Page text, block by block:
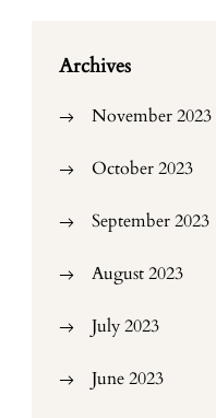
Archives
November 2023
October 2023
September 2023
August 2023
July 2023
June 2023